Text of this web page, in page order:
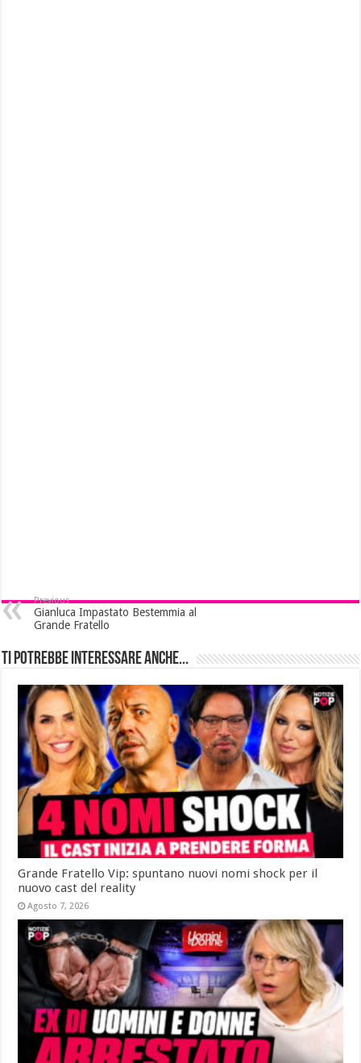
Previous
Gianluca Impastato Bestemmia al
Grande Fratello
Ti potrebbe interessare anche...
Grande Fratello Vip: spuntano nuovi nomi shock per il
nuovo cast del reality
Agosto 7, 2026